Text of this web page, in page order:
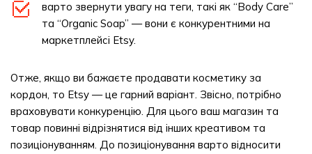
варто звернути увагу на теги, такі як “Body Care”
та “Organic Soap” — вони є конкурентними на
маркетплейсі Etsy.
Отже, якщо ви бажаєте продавати косметику за
кордон, то Etsy — це гарний варіант. Звісно, потрібно
враховувати конкуренцію. Для цього ваш магазин та
товар повинні відрізнятися від інших креативом та
позиціонуванням. До позиціонування варто відносити